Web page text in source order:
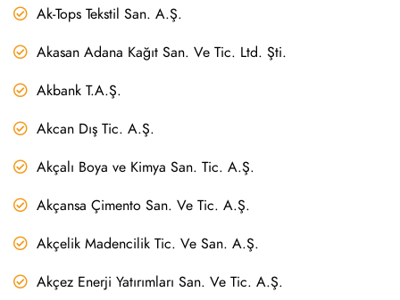
Ak-Tops Tekstil San. A.Ş.
Akasan Adana Kağıt San. Ve Tic. Ltd. Şti.
Akbank T.A.Ş.
Akcan Dış Tic. A.Ş.
Akçalı Boya ve Kimya San. Tic. A.Ş.
Akçansa Çimento San. Ve Tic. A.Ş.
Akçelik Madencilik Tic. Ve San. A.Ş.
Akçez Enerji Yatırımları San. Ve Tic. A.Ş.